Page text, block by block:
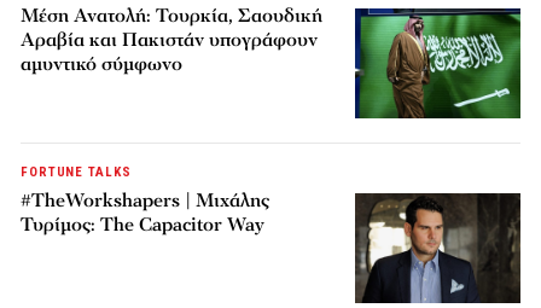
Μέση Ανατολή: Τουρκία, Σαουδική
Αραβία και Πακιστάν υπογράφουν
αμυντικό σύμφωνο
FORTUNE TALKS
#TheWorkshapers | Μιχάλης
Τυρίμος: The Capacitor Way